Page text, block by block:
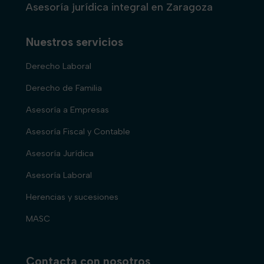
Asesoría jurídica integral en Zaragoza
Nuestros servicios
Derecho Laboral
Derecho de Familia
Asesoría a Empresas
Asesoría Fiscal y Contable
Asesoría Jurídica
Asesoría Laboral
Herencias y sucesiones
MASC
Contacta con nosotros